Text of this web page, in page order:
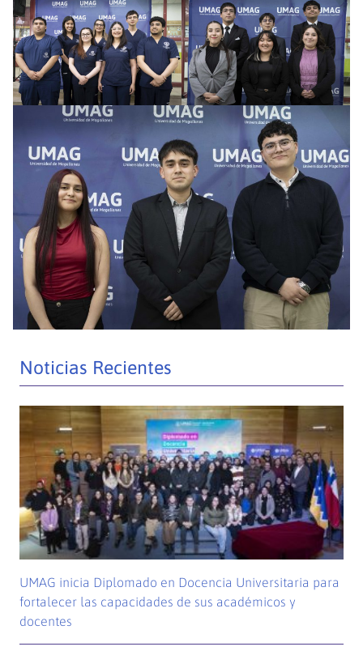
Noticias Recientes
UMAG inicia Diplomado en Docencia Universitaria para
fortalecer las capacidades de sus académicos y
docentes